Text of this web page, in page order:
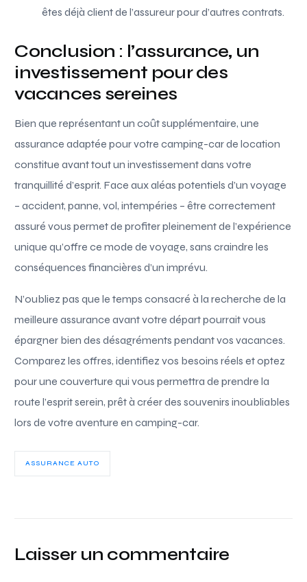
êtes déjà client de l’assureur pour d’autres contrats.
Conclusion : l’assurance, un
investissement pour des
vacances sereines
Bien que représentant un coût supplémentaire, une
assurance adaptée pour votre camping-car de location
constitue avant tout un investissement dans votre
tranquillité d’esprit. Face aux aléas potentiels d’un voyage
– accident, panne, vol, intempéries – être correctement
assuré vous permet de profiter pleinement de l’expérience
unique qu’offre ce mode de voyage, sans craindre les
conséquences financières d’un imprévu.
N’oubliez pas que le temps consacré à la recherche de la
meilleure assurance avant votre départ pourrait vous
épargner bien des désagréments pendant vos vacances.
Comparez les offres, identifiez vos besoins réels et optez
pour une couverture qui vous permettra de prendre la
route l’esprit serein, prêt à créer des souvenirs inoubliables
lors de votre aventure en camping-car.
ASSURANCE AUTO
Laisser un commentaire